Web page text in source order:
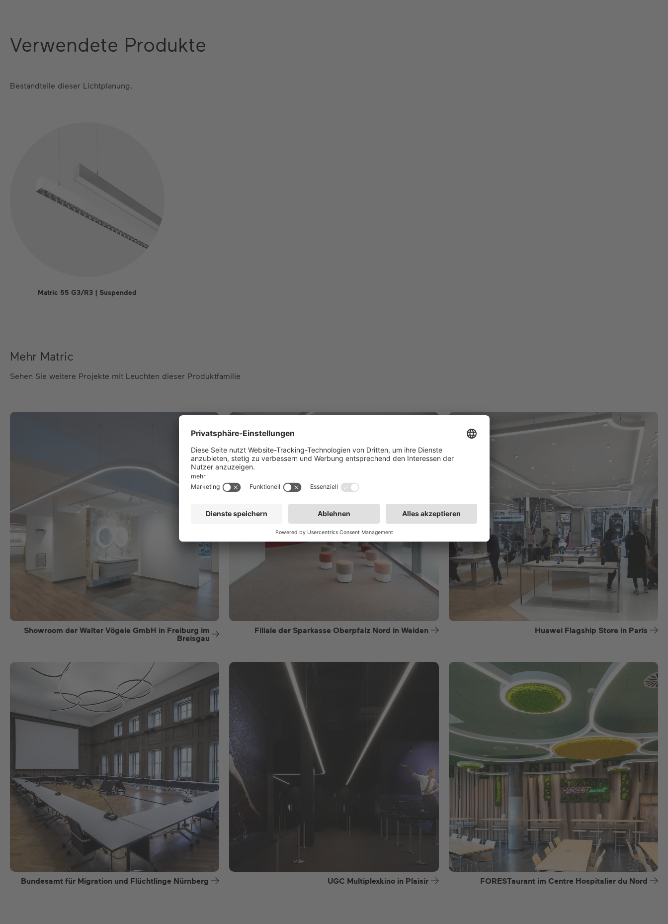
Verwendete Produkte
Bestandteile dieser Lichtplanung.
Matric 55 G3/R3 | Suspended
Mehr Matric
Sehen Sie weitere Projekte mit Leuchten dieser Produktfamilie
Showroom der Walter Vögele GmbH in Freiburg im
Breisgau
Filiale der Sparkasse Oberpfalz Nord in Weiden Huawei Flagship Store in Paris
Bundesamt für Migration und Flüchtlinge Nürnberg UGC Multiplexkino in Plaisir FORESTaurant im Centre Hospitalier du Nord